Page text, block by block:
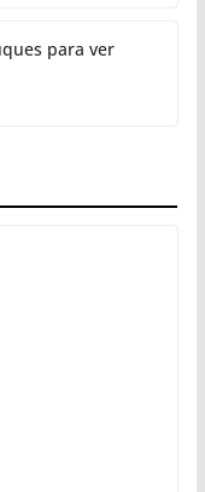
para ver